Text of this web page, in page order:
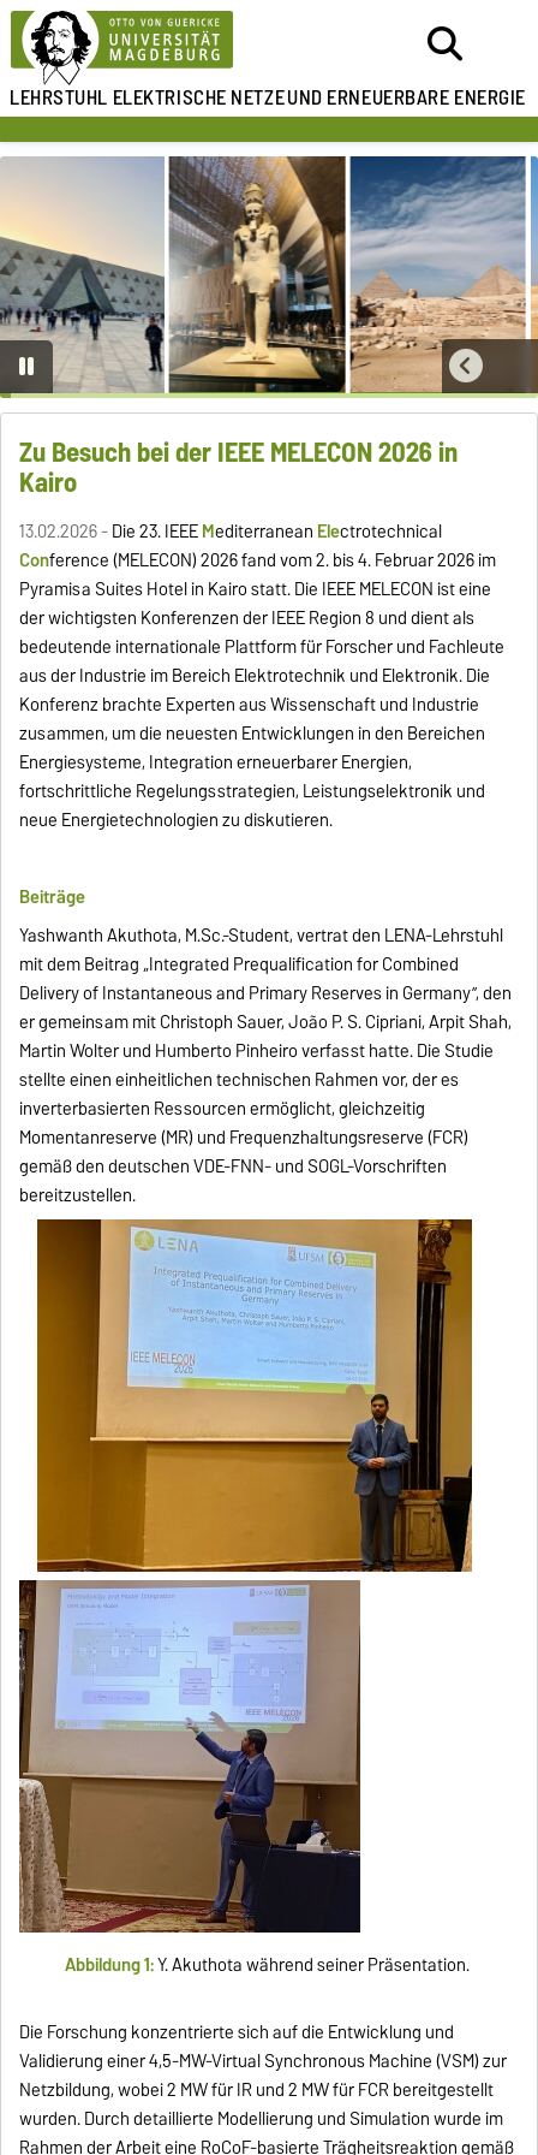
LEHRSTUHL ELEKTRISCHE NETZEUND ERNEUERBARE ENERGIE
…
Zu Besuch bei der IEEE MELECON 2026 in
Kairo
13.02.2026 -Die 23. IEEEMediterranean Electrotechnical
Conference (MELECON) 2026 fand vom 2. bis 4. Februar 2026 im
Pyramisa Suites Hotel in Kairo statt. Die IEEE MELECON ist eine
der wichtigsten Konferenzen der IEEE Region 8 und dient als
bedeutende internationale Plattform für Forscher und Fachleute
aus der Industrie im Bereich Elektrotechnik und Elektronik. Die
Konferenz brachte Experten aus Wissenschaft und Industrie
zusammen, um die neuesten Entwicklungen in den Bereichen
Energiesysteme, Integration erneuerbarer Energien,
fortschrittliche Regelungsstrategien, Leistungselektronik und
neue Energietechnologien zu diskutieren.
Beiträge
Yashwanth Akuthota, M.Sc.-Student, vertrat den LENA-Lehrstuhl
mit dem Beitrag „Integrated Prequalification for Combined
Delivery of Instantaneous and Primary Reserves in Germany”, den
er gemeinsam mit Christoph Sauer, João P. S. Cipriani, Arpit Shah,
Martin Wolter und Humberto Pinheiro verfasst hatte. Die Studie
stellte einen einheitlichen technischen Rahmen vor, der es
inverterbasierten Ressourcen ermöglicht, gleichzeitig
Momentanreserve (MR) und Frequenzhaltungsreserve (FCR)
gemäß den deutschen VDE-FNN- und SOGL-Vorschriften
bereitzustellen.
Abbildung 1:Y. Akuthota während seiner Präsentation.
Die Forschung konzentrierte sich auf die Entwicklung und
Validierung einer 4,5-MW-Virtual Synchronous Machine (VSM) zur
Netzbildung, wobei 2 MW für IR und 2 MW für FCR bereitgestellt
wurden. Durch detaillierte Modellierung und Simulation wurde im
Rahmen der Arbeit eine RoCoF-basierte Trägheitsreaktion gemäß